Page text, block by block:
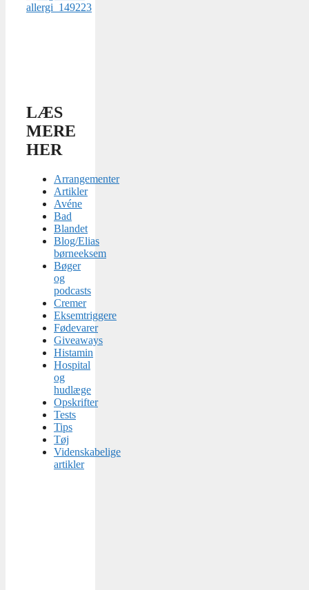
LÆS
MERE
HER
Arrangementer
Artikler
Avéne
Bad
Blandet
Blog/Elias
børneeksem
Bøger
og
podcasts
Cremer
Eksemtriggere
Fødevarer
Giveaways
Histamin
Hospital
og
hudlæge
Opskrifter
Tests
Tips
Tøj
Videnskabelige
artikler